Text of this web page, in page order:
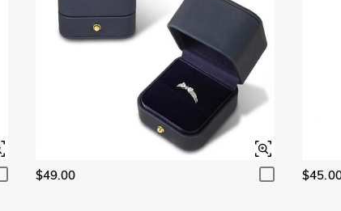
$49.00